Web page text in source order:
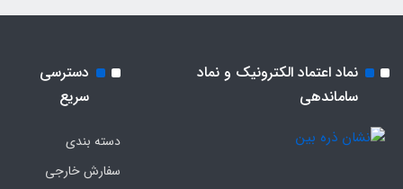
نماد اعتماد الکترونیک و نماد
ساماندهی
دسترسی
سریع
دسته بندی
سفارش خارجی